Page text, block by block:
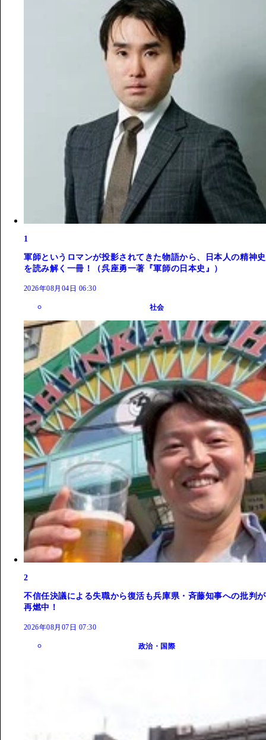
1
軍師というロマンが投影されてきた物語から、日本人の精神史
を読み解く一冊！（呉座勇一著『軍師の日本史』）
2026年08月04日 06:30
社会
2
不信任決議による失職から復活も兵庫県・斉藤知事への批判が
再燃中！
2026年08月07日 07:30
政治・国際